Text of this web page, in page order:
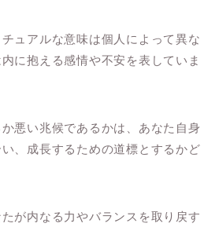
ュアルな意味は個人によって異な
に抱える感情や不安を表していま
悪い兆候であるかは、あなた自身
、成長するための道標とするかど
が内なる力やバランスを取り戻す